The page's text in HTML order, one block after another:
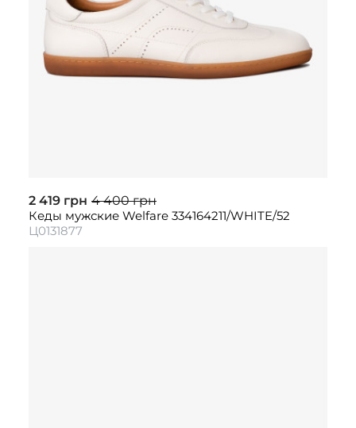
2 419 грн 4 400 грн
Кеды мужские Welfare 334164211/WHITE/52
Ц0131877